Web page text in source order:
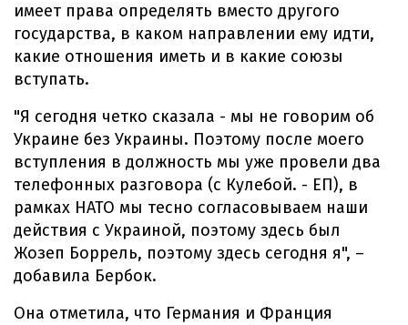
имеет права определять вместо другого
государства, в каком направлении ему идти,
какие отношения иметь и в какие союзы
вступать.
"Я сегодня четко сказала - мы не говорим об
Украине без Украины. Поэтому после моего
вступления в должность мы уже провели два
телефонных разговора (с Кулебой. - ЕП), в
рамках НАТО мы тесно согласовываем наши
действия с Украиной, поэтому здесь был
Жозеп Боррель, поэтому здесь сегодня я", –
добавила Бербок.
Она отметила, что Германия и Франция